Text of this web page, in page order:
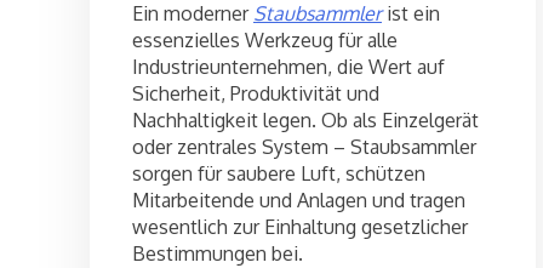
Ein moderner Staubsammlerist ein
essenzielles Werkzeug für alle
Industrieunternehmen, die Wert auf
Sicherheit, Produktivität und
Nachhaltigkeit legen. Ob als Einzelgerät
oder zentrales System – Staubsammler
sorgen für saubere Luft, schützen
Mitarbeitende und Anlagen und tragen
wesentlich zur Einhaltung gesetzlicher
Bestimmungen bei.